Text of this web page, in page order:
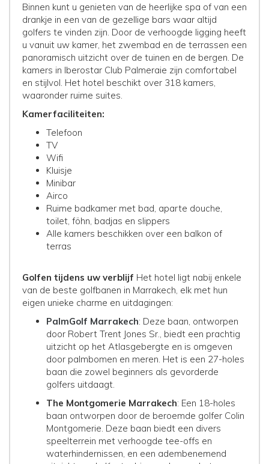
Binnen kunt u genieten van de heerlijke spa of van een
drankje in een van de gezellige bars waar altijd
golfers te vinden zijn. Door de verhoogde ligging heeft
u vanuit uw kamer, het zwembad en de terrassen een
panoramisch uitzicht over de tuinen en de bergen. De
kamers in Iberostar Club Palmeraie zijn comfortabel
en stijlvol. Het hotel beschikt over 318 kamers,
waaronder ruime suites.
Kamerfaciliteiten:
Telefoon
TV
Wifi
Kluisje
Minibar
Airco
Ruime badkamer met bad, aparte douche,
toilet, föhn, badjas en slippers
Alle kamers beschikken over een balkon of
terras
Golfen tijdens uw verblijf Het hotel ligt nabij enkele
van de beste golfbanen in Marrakech, elk met hun
eigen unieke charme en uitdagingen:
PalmGolf Marrakech: Deze baan, ontworpen
door Robert Trent Jones Sr., biedt een prachtig
uitzicht op het Atlasgebergte en is omgeven
door palmbomen en meren. Het is een 27-holes
baan die zowel beginners als gevorderde
golfers uitdaagt.
The Montgomerie Marrakech: Een 18-holes
baan ontworpen door de beroemde golfer Colin
Montgomerie. Deze baan biedt een divers
speelterrein met verhoogde tee-offs en
waterhindernissen, en een adembenemend